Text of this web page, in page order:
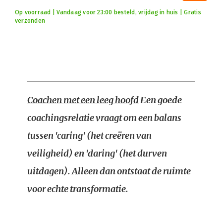
Op voorraad | Vandaag voor 23:00 besteld, vrijdag in huis | Gratis
verzonden
Coachen met een leeg hoofdEen goede
coachingsrelatie vraagt om een balans
tussen 'caring' (het creëren van
veiligheid) en 'daring' (het durven
uitdagen). Alleen dan ontstaat de ruimte
voor echte transformatie.